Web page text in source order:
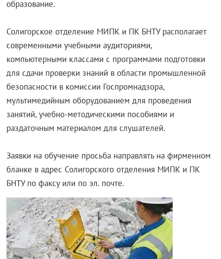
образование.
Солигорское отделение МИПК и ПК БНТУ располагает
современными учебными аудиториями,
компьютерными классами с программами подготовки
для сдачи проверки знаний в области промышленной
безопасности в комиссии Госпромнадзора,
мультимедийным оборудованием для проведения
занятий, учебно-методическими пособиями и
раздаточным материалом для слушателей.
Заявки на обучение просьба направлять на фирменном
бланке в адрес Солигорского отделения МИПК и ПК
БНТУ по факсу или по эл. почте.